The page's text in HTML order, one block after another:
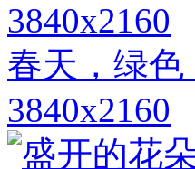
3840x2160
春天，绿
3840x2160